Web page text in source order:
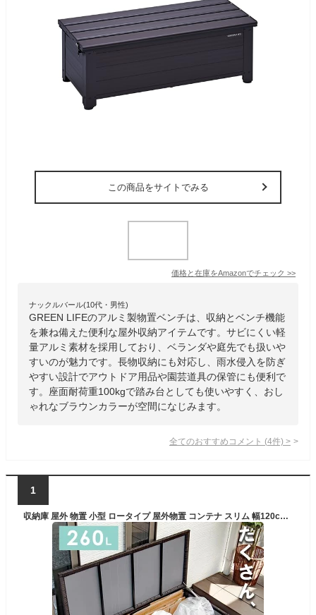
この商品をサイトでみる
価格と在庫をAmazonでチェック >>
ナックルバール(10代・男性)
GREEN LIFEのアルミ製物置ベンチは、収納とベンチ機能
を兼ね備えた便利な屋外収納アイテムです。サビにくい軽
量アルミ素材を採用しており、ベランダや庭先でも扱いや
すいのが魅力です。長物収納にも対応し、雨水侵入を防ぎ
やすい設計でアウトドア用品や園芸道具の保管にも便利で
す。座面耐荷重100kgで踏み台としても使いやすく、おし
ゃれなブラウンカラーが空間になじみます。
全てのおすすめコメント (4件) >
1
収納庫 屋外 物置 小型 ロータイプ 屋外物置 コンテナ スリム 幅120cm 屋外物置収納 屋外収納庫 屋外収納ボックス 屋外収納 ロッカー コンパクト 庭 ベランダ収納 おしゃれ ベランダ 収納 スチール 防水 収納ボックス 薄型 ボックス ふた付き キャスター付き 蓋 大容量